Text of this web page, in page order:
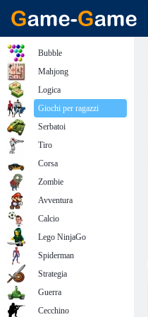
Bubble
Mahjong
Logica
Giochi per ragazzi
Serbatoi
Tiro
Corsa
Zombie
Avventura
Calcio
Lego NinjaGo
Spiderman
Strategia
Guerra
Cecchino